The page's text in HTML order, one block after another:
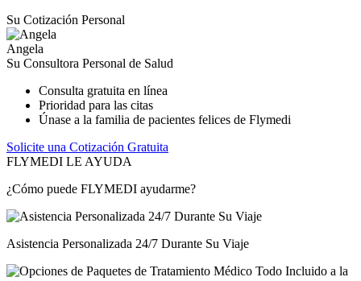
Su Cotización Personal
Angela
Su Consultora Personal de Salud
Consulta gratuita en línea
Prioridad para las citas
Únase a la familia de pacientes felices de Flymedi
Solicite una Cotización Gratuita
FLYMEDI LE AYUDA
¿Cómo puede FLYMEDI ayudarme?
Asistencia Personalizada 24/7 Durante Su Viaje